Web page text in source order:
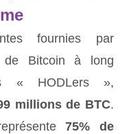
fournies par
de Bitcoin à long
« HODLers »,
millions de BTC.
75% de